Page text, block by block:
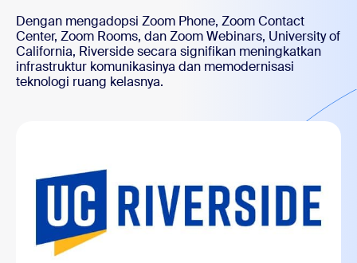
Dengan mengadopsi Zoom Phone, Zoom Contact
Center, Zoom Rooms, dan Zoom Webinars, University of
California, Riverside secara signifikan meningkatkan
infrastruktur komunikasinya dan memodernisasi
teknologi ruang kelasnya.